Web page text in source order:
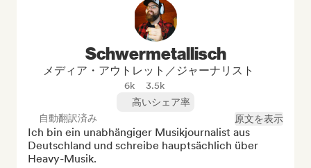
Schwermetallisch
メディア・アウトレット／ジャーナリスト
6k
3.5k
高いシェア率
自動翻訳済み
原文を表示
Ich bin ein unabhängiger Musikjournalist aus
Deutschland und schreibe hauptsächlich über
Heavy-Musik.